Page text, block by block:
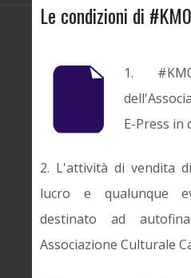
Le condizioni di #KM0
1.
E-Press
2. L'attività di vendita
lucro e qualunque
destinato ad
Associazione Culturale